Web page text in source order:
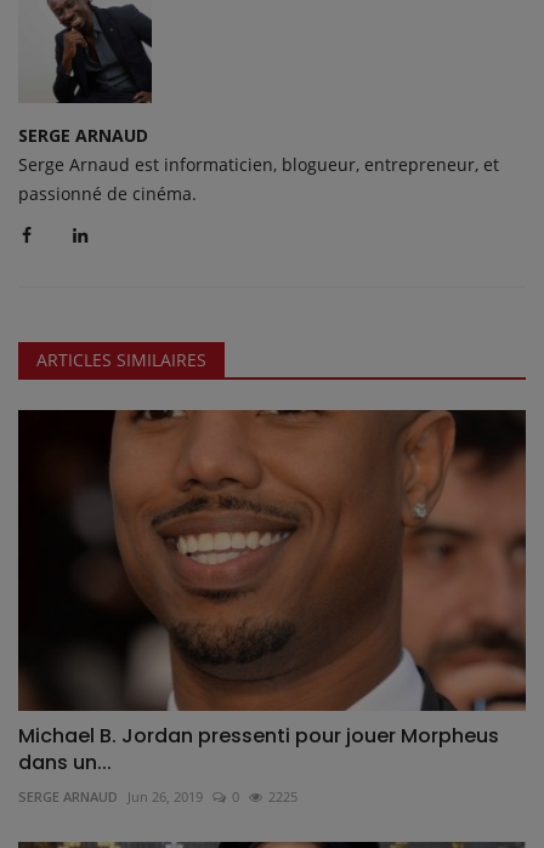
SERGE ARNAUD
Serge Arnaud est informaticien, blogueur, entrepreneur, et
passionné de cinéma.
ARTICLES SIMILAIRES
Michael B. Jordan pressenti pour jouer Morpheus
dans un...
SERGE ARNAUD Jun 26, 2019 0 2225